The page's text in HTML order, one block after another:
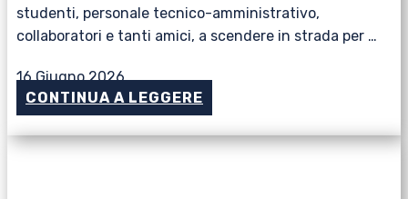
studenti, personale tecnico-amministrativo,
collaboratori e tanti amici, a scendere in strada per …
16 Giugno 2026
CONTINUA A LEGGERE